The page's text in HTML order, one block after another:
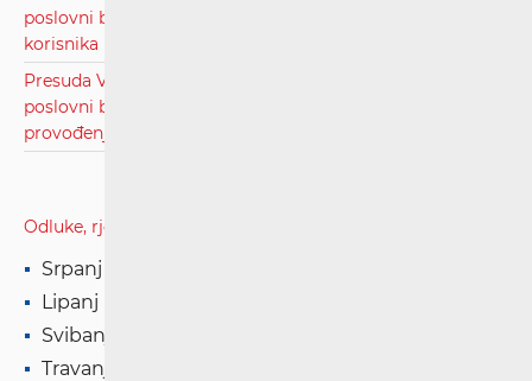
poslovni broj: Usž-623/2021, radi rješavanja spora između
korisnika i operatora javnih komunikacijskih usluga.pdf
Presuda Visokog upravnog suda Republike Hrvatske,
poslovni broj Usž-50-2019, radi zahtjeva tužitelja za
provođenjem inspekcijskog nadzora.pdf
Odluke, rješenja i presude
Srpanj '26
Lipanj '26
Svibanj '26
Travanj '26